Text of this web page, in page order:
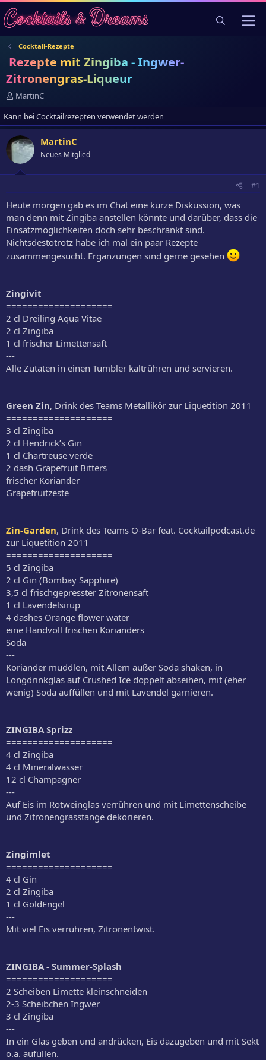
Cocktail-Rezepte
Rezepte mit Zingiba - Ingwer-
Zitronengras-Liqueur
E
r
s
t
e
e
MartinC
Kann bei Cocktailrezepten verwendet werden
MartinC
Neues Mitglied
#1
Heute morgen gab es im Chat eine kurze Diskussion, was
man denn mit Zingiba anstellen könnte und darüber, dass die
Einsatzmöglichkeiten doch sehr beschränkt sind.
Nichtsdestotrotz habe ich mal ein paar Rezepte
zusammengesucht. Ergänzungen sind gerne gesehen
Zingivit
====================
2 cl Dreiling Aqua Vitae
2 cl Zingiba
1 cl frischer Limettensaft
---
Alle Zutaten in einen Tumbler kaltrühren und servieren.
Green Zin, Drink des Teams Metallikör zur Liquetition 2011
====================
3 cl Zingiba
2 cl Hendrick’s Gin
1 cl Chartreuse verde
2 dash Grapefruit Bitters
frischer Koriander
Grapefruitzeste
Zin-Garden, Drink des Teams O-Bar feat. Cocktailpodcast.de
zur Liquetition 2011
====================
5 cl Zingiba
2 cl Gin (Bombay Sapphire)
3,5 cl frischgepresster Zitronensaft
1 cl Lavendelsirup
4 dashes Orange flower water
eine Handvoll frischen Korianders
Soda
---
Koriander muddlen, mit Allem außer Soda shaken, in
Longdrinkglas auf Crushed Ice doppelt abseihen, mit (eher
wenig) Soda auffüllen und mit Lavendel garnieren.
ZINGIBA Sprizz
====================
4 cl Zingiba
4 cl Mineralwasser
12 cl Champagner
---
Auf Eis im Rotweinglas verrühren und mit Limettenscheibe
und Zitronengrasstange dekorieren.
Zingimlet
====================
4 cl Gin
2 cl Zingiba
1 cl GoldEngel
---
Mit viel Eis verrühren, Zitronentwist.
ZINGIBA - Summer-Splash
====================
2 Scheiben Limette kleinschneiden
2-3 Scheibchen Ingwer
3 cl Zingiba
---
In ein Glas geben und andrücken, Eis dazugeben und mit Sekt
o.ä. aufüllen.